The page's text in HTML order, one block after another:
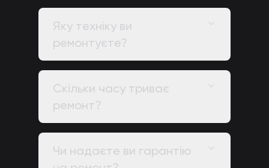
Яку техніку ви
ремонтуєте?
Скільки часу триває
ремонт?
Чи надаєте ви гарантію